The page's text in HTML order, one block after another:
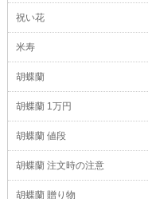
祝い花
米寿
胡蝶蘭
胡蝶蘭 1万円
胡蝶蘭 値段
胡蝶蘭 注文時の注意
胡蝶蘭 贈り物